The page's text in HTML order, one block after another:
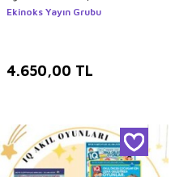
Ekinoks Yayın Grubu
4.650,00 TL